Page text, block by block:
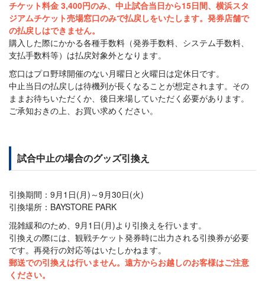
チケット料金 3,400円のみ、中止試合当日から15日間、横浜スタ
ジアムチケット売場窓口のみで払戻しをいたします。発券店舗で
の払戻しはできません。
購入した際にかかる各種手数料（発券手数料、システム手数料、
支払手数料等）は払戻対象外となります。
窓口はプロ野球開催のない月曜日と火曜日は定休日です。
中止当日の払戻しは待機列が長くなることが想定されます。その
ままお待ちいただくか、後日来場していただく必要があります。
ご承知おきの上、お買い求めください。
試合中止の場合のグッズ引換え
引換期間：9月1日(月)～9月30日(火)
引換場所：BAYSTORE PARK
混雑緩和のため、9月1日(月)より引換えを行います。
引換えの際には、観戦チケット発券時に出力される引換券が必要
です。再発行の対応等はいたしかねます。
郵送での引換えは行いません。遠方からお越しのお客様はご注意
ください。